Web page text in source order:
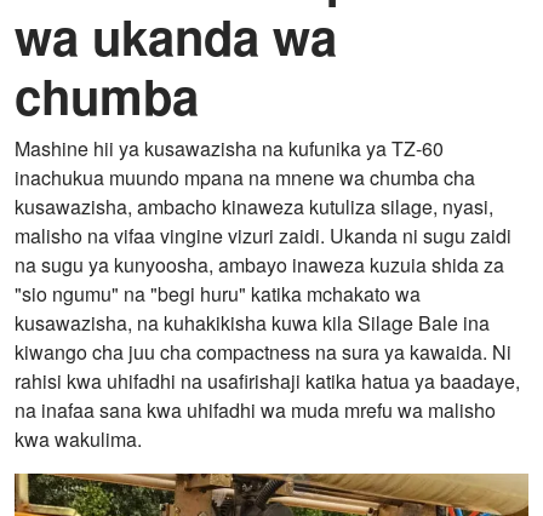
wa ukanda wa
chumba
Mashine hii ya kusawazisha na kufunika ya TZ-60
inachukua muundo mpana na mnene wa chumba cha
kusawazisha, ambacho kinaweza kutuliza silage, nyasi,
malisho na vifaa vingine vizuri zaidi. Ukanda ni sugu zaidi
na sugu ya kunyoosha, ambayo inaweza kuzuia shida za
"sio ngumu" na "begi huru" katika mchakato wa
kusawazisha, na kuhakikisha kuwa kila Silage Bale ina
kiwango cha juu cha compactness na sura ya kawaida. Ni
rahisi kwa uhifadhi na usafirishaji katika hatua ya baadaye,
na inafaa sana kwa uhifadhi wa muda mrefu wa malisho
kwa wakulima.